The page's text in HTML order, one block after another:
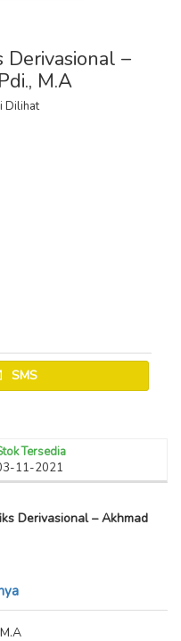
Derivasional –
M.A
Dilihat
SMS
Tersedia
11-2021
Derivasional – Akhmad